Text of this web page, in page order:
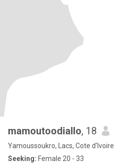
mamoutoodiallo, 18
Yamoussoukro, Lacs, Cote d'Ivoire
Seeking: Female 20 - 33